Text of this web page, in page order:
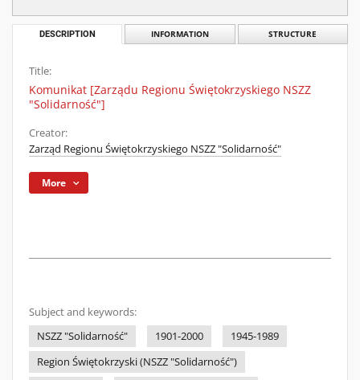
DESCRIPTION INFORMATION STRUCTURE
Title:
Komunikat [Zarządu Regionu Świętokrzyskiego NSZZ
"Solidarność"]
Creator:
Zarząd Regionu Świętokrzyskiego NSZZ "Solidarność"
More
Subject and keywords:
NSZZ "Solidarność"
1901-2000
1945-1989
Region Świętokrzyski (NSZZ "Solidarność")